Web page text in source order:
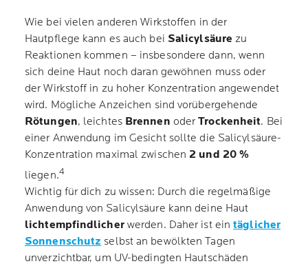
Wie bei vielen anderen Wirkstoffen in der
Hautpflege kann es auch bei Salicylsäure zu
Reaktionen kommen – insbesondere dann, wenn
sich deine Haut noch daran gewöhnen muss oder
der Wirkstoff in zu hoher Konzentration angewendet
wird. Mögliche Anzeichen sind vorübergehende
Rötungen, leichtes Brennen oderTrockenheit. Bei
einer Anwendung im Gesicht sollte die Salicylsäure-
Konzentration maximal zwischen 2 und 20 %
liegen.4
Wichtig für dich zu wissen: Durch die regelmäßige
Anwendung von Salicylsäure kann deine Haut
lichtempfindlicherwerden. Daher ist eintäglicher
Sonnenschutz selbst an bewölkten Tagen
unverzichtbar, um UV-bedingten Hautschäden